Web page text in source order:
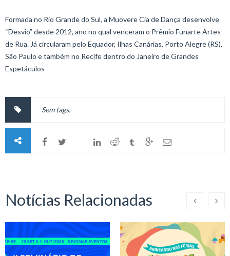
Formada no Rio Grande do Sul, a Muovere Cia de Dança desenvolve
“Desvio” desde 2012, ano no qual venceram o Prêmio Funarte Artes
de Rua. Já circularam pelo Equador, Ilhas Canárias, Porto Alegre (RS),
São Paulo e também no Recife dentro do Janeiro de Grandes
Espetáculos
Sem tags.
Notícias Relacionadas